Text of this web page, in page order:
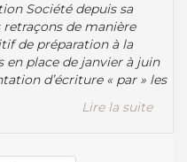
Société depuis sa
de manière
de préparation à la
en place de janvier à juin
d’écriture « par » les
Lire la suite